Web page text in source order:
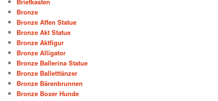
Bronze
Bronze Affen Statue
Bronze Akt Statue
Bronze Aktfigur
Bronze Alligator
Bronze Ballerina Statue
Bronze Balletttänzer
Bronze Bärenbrunnen
Bronze Boxer Hunde